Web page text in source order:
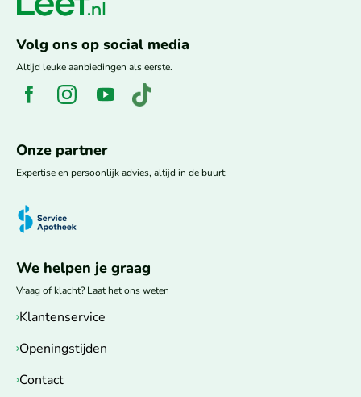
Volg ons op social media
Altijd leuke aanbiedingen als eerste.
Onze partner
Expertise en persoonlijk advies, altijd in de buurt:
We helpen je graag
Vraag of klacht? Laat het ons weten
Klantenservice
Openingstijden
Contact